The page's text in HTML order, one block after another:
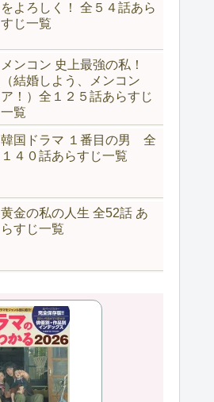
をよろしく！ 全５４話あら
すじ一覧
メンコン 史上最強の私！
（結婚しよう、メンコン
ア！）全１２５話あらすじ
一覧
韓国ドラマ １番目の男 全
１４０話あらすじ一覧
黄金の私の人生 全52話 あ
らすじ一覧